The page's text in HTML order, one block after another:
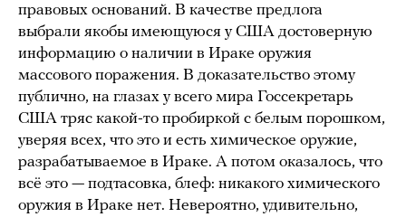
правовых оснований. В качестве предлога
выбрали якобы имеющуюся у США достоверную
информацию о наличии в Ираке оружия
массового поражения. В доказательство этому
публично, на глазах у всего мира Госсекретарь
США тряс какой-то пробиркой с белым порошком,
уверяя всех, что это и есть химическое оружие,
разрабатываемое в Ираке. А потом оказалось, что
всё это — подтасовка, блеф: никакого химического
оружия в Ираке нет. Невероятно, удивительно,